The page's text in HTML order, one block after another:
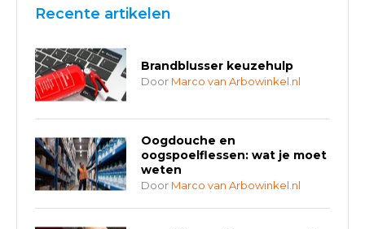
Recente artikelen
Brandblusser keuzehulp
Door Marco van Arbowinkel.nl
Oogdouche en
oogspoelflessen: wat je moet
weten
Door Marco van Arbowinkel.nl